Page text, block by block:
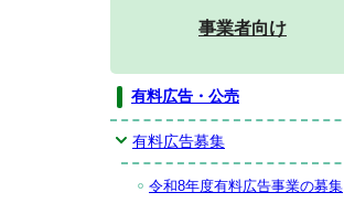
事業者向け
有料広告・公売
有料広告募集
令和8年度有料広告事業の募集